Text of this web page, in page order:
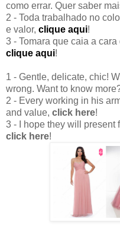
como errar. Quer saber
2 - Toda trabalhado no
e valor, clique aqui!
3 - Tomara que caia a
clique aqui!
1 - Gentle, delicate, chic!
wrong. Want to know
2 - Every working in his
and value, click here!
3 - I hope they will present
click here!